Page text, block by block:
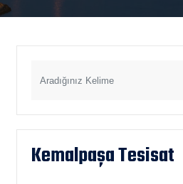
Kemalpaşa Tesisat